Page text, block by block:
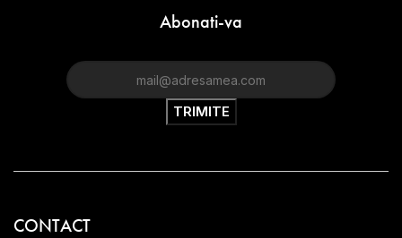
Abonati-va
CONTACT